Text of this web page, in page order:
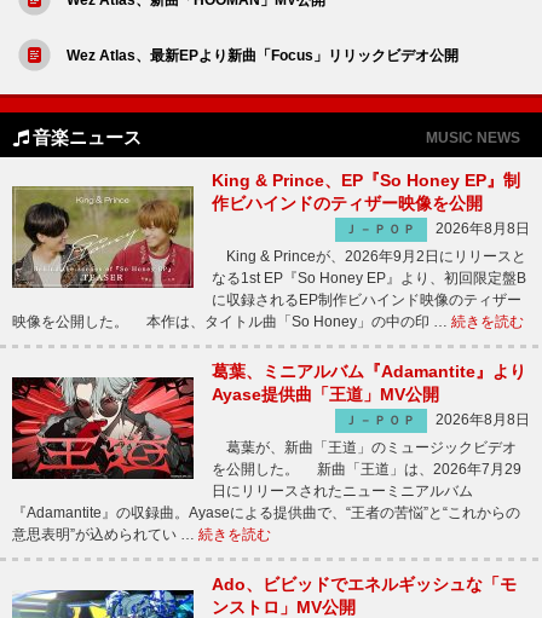
Wez Atlas、最新EPより新曲「Focus」リリックビデオ公開
音楽ニュース MUSIC NEWS
King & Prince、EP『So Honey EP』制
作ビハインドのティザー映像を公開
Ｊ－ＰＯＰ
2026年8月8日
King & Princeが、2026年9月2日にリリースと
なる1st EP『So Honey EP』より、初回限定盤B
に収録されるEP制作ビハインド映像のティザー
映像を公開した。 本作は、タイトル曲「So Honey」の中の印 … 続きを読む
葛葉、ミニアルバム『Adamantite』より
Ayase提供曲「王道」MV公開
Ｊ－ＰＯＰ
2026年8月8日
葛葉が、新曲「王道」のミュージックビデオ
を公開した。 新曲「王道」は、2026年7月29
日にリリースされたニューミニアルバム
『Adamantite』の収録曲。Ayaseによる提供曲で、“王者の苦悩”と“これからの
意思表明”が込められてい … 続きを読む
Ado、ビビッドでエネルギッシュな「モ
ンストロ」MV公開